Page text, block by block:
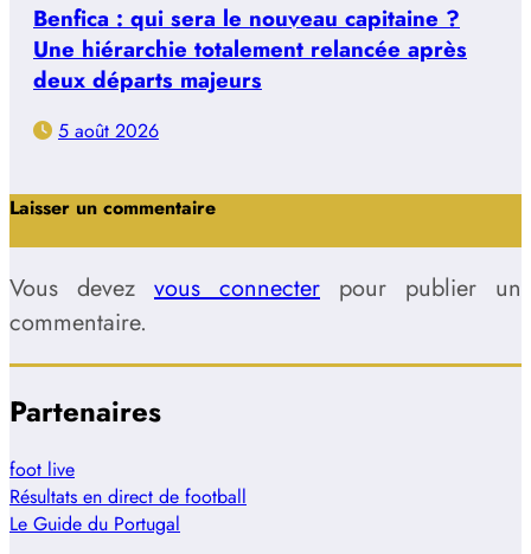
Benfica : qui sera le nouveau capitaine ?
Une hiérarchie totalement relancée après
deux départs majeurs
5 août 2026
Laisser un commentaire
Vous devez vous connecter pour publier un
commentaire.
Partenaires
foot live
Résultats en direct de football
Le Guide du Portugal